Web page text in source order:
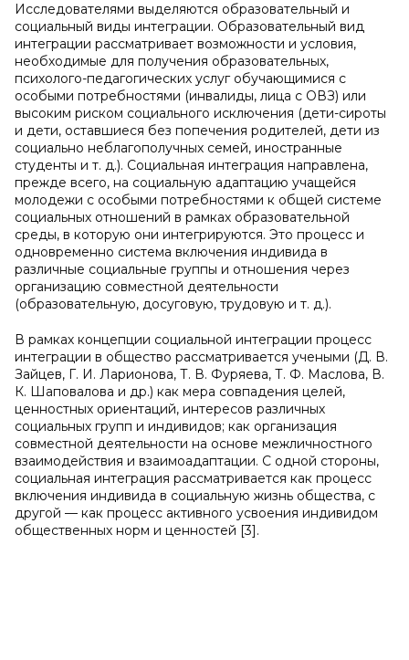
Исследователями выделяются образовательный и
социальный виды интеграции. Образовательный вид
интеграции рассматривает возможности и условия,
необходимые для получения образовательных,
психолого-педагогических услуг обучающимися с
особыми потребностями (инвалиды, лица с ОВЗ) или
высоким риском социального исключения (дети-сироты
и дети, оставшиеся без попечения родителей, дети из
социально неблагополучных семей, иностранные
студенты и т. д.). Социальная интеграция направлена,
прежде всего, на социальную адаптацию учащейся
молодежи с особыми потребностями к общей системе
социальных отношений в рамках образовательной
среды, в которую они интегрируются. Это процесс и
одновременно система включения индивида в
различные социальные группы и отношения через
организацию совместной деятельности
(образовательную, досуговую, трудовую и т. д.).
В рамках концепции социальной интеграции процесс
интеграции в общество рассматривается учеными (Д. В.
Зайцев, Г. И. Ларионова, Т. В. Фуряева, Т. Ф. Маслова, В.
К. Шаповалова и др.) как мера совпадения целей,
ценностных ориентаций, интересов различных
социальных групп и индивидов; как организация
совместной деятельности на основе межличностного
взаимодействия и взаимоадаптации. С одной стороны,
социальная интеграция рассматривается как процесс
включения индивида в социальную жизнь общества, с
другой — как процесс активного усвоения индивидом
общественных норм и ценностей [3].